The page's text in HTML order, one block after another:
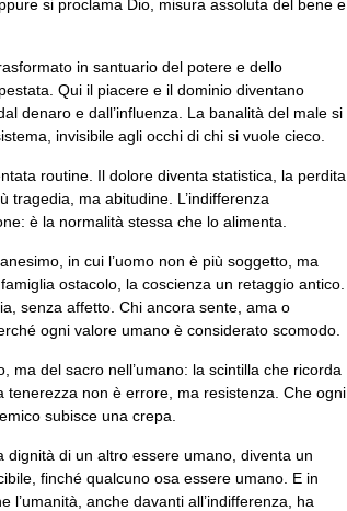
si proclama Dio, misura assoluta del bene e
in santuario del potere e dello
Qui il piacere e il dominio diventano
denaro e dall’influenza. La banalità del male si
invisibile agli occhi di chi si vuole cieco.
routine. Il dolore diventa statistica, la perdita
tragedia, ma abitudine. L’indifferenza
è la normalità stessa che lo alimenta.
in cui l’uomo non è più soggetto, ma
ostacolo, la coscienza un retaggio antico.
senza affetto. Chi ancora sente, ama o
ogni valore umano è considerato scomodo.
ma del sacro nell’umano: la scintilla che ricorda
tenerezza non è errore, ma resistenza. Che ogni
subisce una crepa.
di un altro essere umano, diventa un
finché qualcuno osa essere umano. E in
anche davanti all’indifferenza, ha